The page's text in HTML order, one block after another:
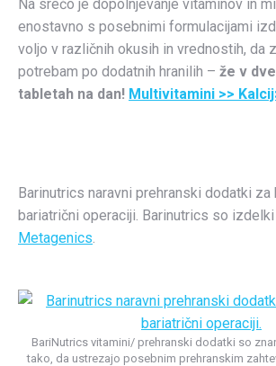
Na srečo je dopolnjevanje vitaminov in
enostavno s posebnimi formulacijami
voljo v različnih okusih in vrednostih, da
potrebam po dodatnih hranilih – že v
tabletah na dan! Multivitamini >>
Barinutrics naravni prehranski dodatki za
bariatrični operaciji. Barinutrics so
Metagenics
BariNutrics vitamini/ prehranski dodatki so
tako, da ustrezajo posebnim prehranskim